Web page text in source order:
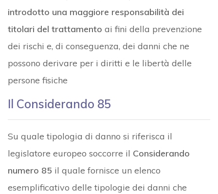
introdotto una maggiore responsabilità dei
titolari del trattamento ai fini della prevenzione
dei rischi e, di conseguenza, dei danni che ne
possono derivare per i diritti e le libertà delle
persone fisiche
Il Considerando 85
Su quale tipologia di danno si riferisca il
legislatore europeo soccorre il Considerando
numero 85 il quale fornisce un elenco
esemplificativo delle tipologie dei danni che